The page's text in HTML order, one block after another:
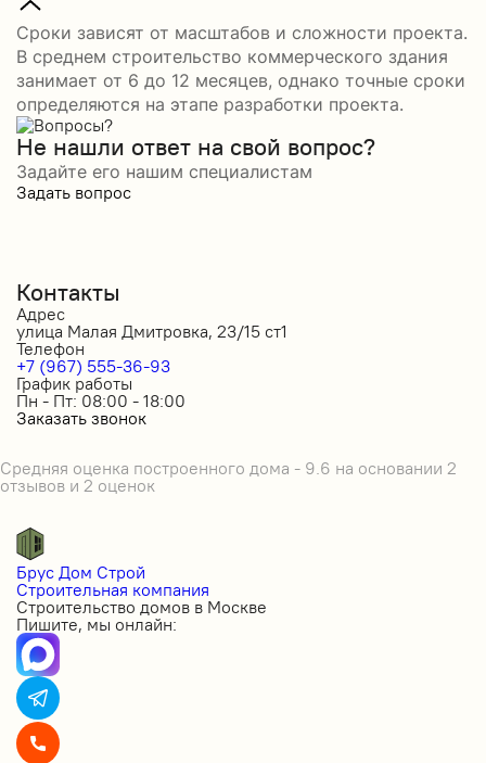
Сроки зависят от масштабов и сложности проекта.
В среднем строительство коммерческого здания
занимает от 6 до 12 месяцев, однако точные сроки
определяются на этапе разработки проекта.
Не нашли ответ на свой вопрос?
Задайте его нашим специалистам
Задать вопрос
Контакты
Адрес
улица Малая Дмитровка, 23/15 ст1
Телефон
+7 (967) 555-36-93
График работы
Пн - Пт: 08:00 - 18:00
Заказать звонок
Средняя оценка построенного дома - 9.6 на основании 2
отзывов и 2 оценок
Брус Дом Строй
Строительная компания
Строительство домов в Москве
Пишите, мы онлайн: